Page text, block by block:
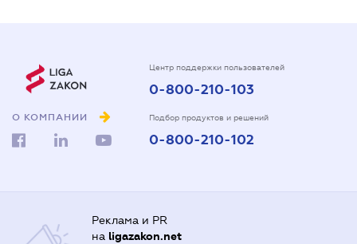
О КОМПАНИИ
Центр поддержки пользователей
0-800-210-103
Подбор продуктов и решений
0-800-210-102
Реклама и PR
на ligazakon.net